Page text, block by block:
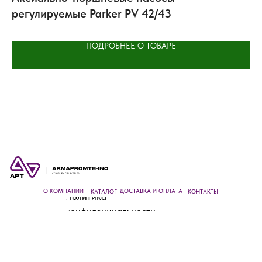
регулируемые Parker PV 42/43
ПОДРОБНЕЕ О ТОВАРЕ
Политика
конфиденциальности
О КОМПАНИИ КАТАЛОГ ДОСТАВКА И ОПЛАТА КОНТАКТЫ